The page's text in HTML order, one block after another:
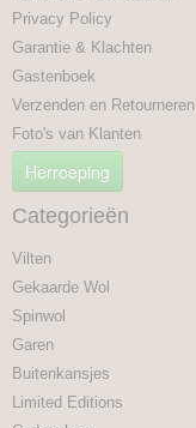
Privacy Policy
Garantie & Klachten
Gastenboek
Verzenden en Retourneren
Foto's van Klanten
Herroeping
Categorieën
Vilten
Gekaarde Wol
Spinwol
Garen
Buitenkansjes
Limited Editions